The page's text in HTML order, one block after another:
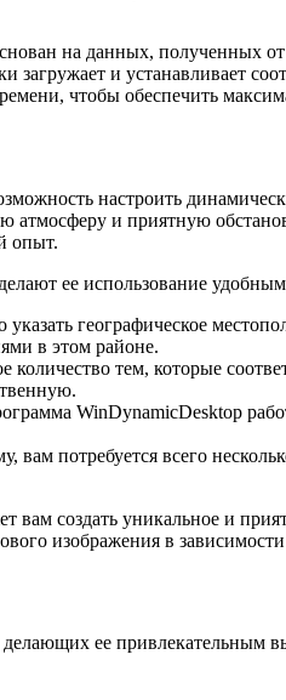
на данных, полученных
загружает и устанавливает
чтобы обеспечить
настроить
атмосферу и приятную
опыт.
ее использование
географическое
в этом районе.
тем, которые
WinDynamicDesktop
вам потребуется всего
создать уникальное и
изображения в
ее привлекательным